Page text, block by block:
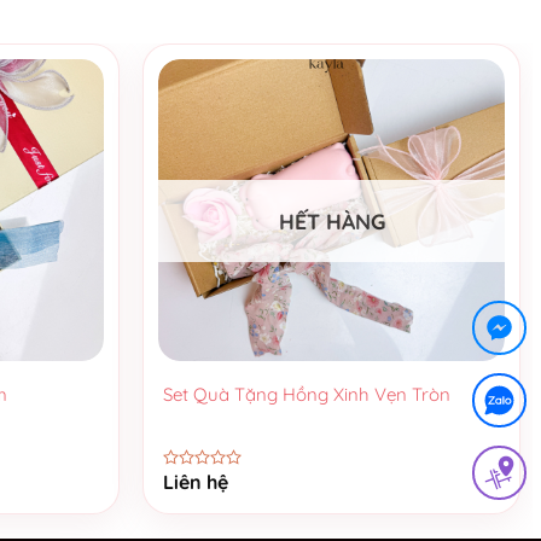
HẾT HÀNG
Set Quà Tặng Hồng Xinh Vẹn Tròn
Được
hạng
Liên hệ